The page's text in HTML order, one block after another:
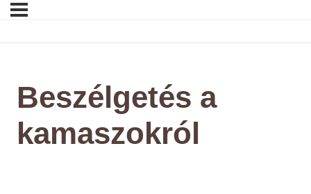
Beszélgetés a
kamaszokról